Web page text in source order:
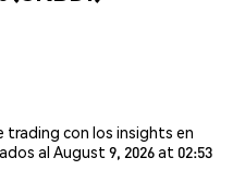
trading con los insights en
al August 9, 2026 at 02:53